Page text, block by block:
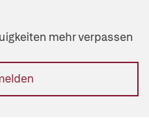
mehr verpassen